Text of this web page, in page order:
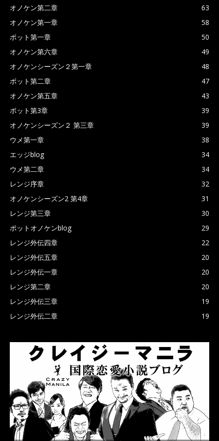
オノケン第二章
63
オノケン第一章
58
ポット第一章
50
オノケン第六章
49
オノケンシーズン２第一章
48
ポット第二章
47
オノケン第五章
43
ポット第3章
39
オノケンシーズン２ 第三章
39
ウメ第一章
38
エッジblog
34
ウメ第二章
34
レンジ序章
32
オノケンシーズン2 第4章
31
レンジ第三章
30
ポットオノケンblog
29
レンジ外伝四章
22
レンジ外伝五章
20
レンジ外伝一章
20
レンジ第二章
20
レンジ外伝三章
19
レンジ外伝二章
19